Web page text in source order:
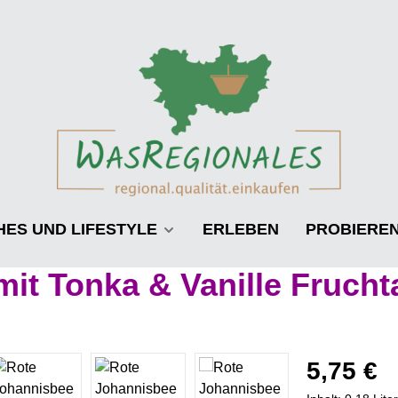
UND LIFESTYLE ERLEBEN
Tonka & Vanille
Regulärer
5,75 €